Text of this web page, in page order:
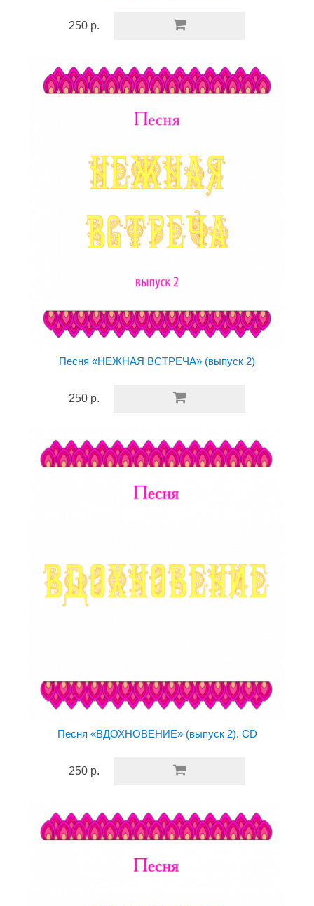
250 р.
Песня «НЕЖНАЯ ВСТРЕЧА» (выпуск 2)
250 р.
Песня «ВДОХНОВЕНИЕ» (выпуск 2). CD
250 р.